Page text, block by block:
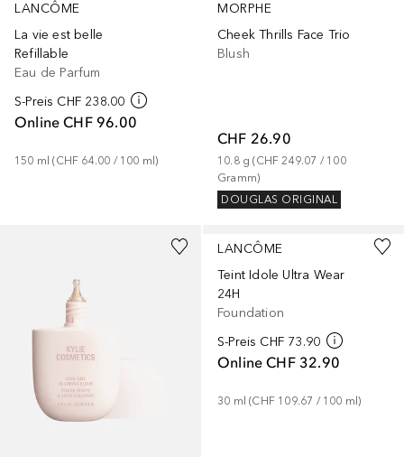
LANCÔME
La vie est belle
Refillable
Eau de Parfum
S-Preis CHF 238.00
Online CHF 96.00
150 ml (CHF 64.00 / 100 ml)
MORPHE
Cheek Thrills Face Trio
Blush
CHF 26.90
10.8 g (CHF 249.07 / 100
Gramm)
DOUGLAS ORIGINAL
LANCÔME
Teint Idole Ultra Wear
24H
Foundation
S-Preis CHF 73.90
Online CHF 32.90
30 ml (CHF 109.67 / 100 ml)
+41